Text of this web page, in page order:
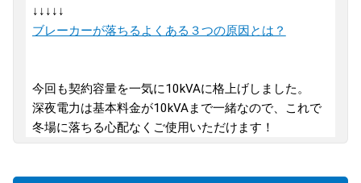
↓↓↓↓↓
ブレーカーが落ちるよくある３つの原因とは？
今回も契約容量を一気に10kVAに格上げしました。
深夜電力は基本料金が10kVAまで一緒なので、これで
冬場に落ちる心配なくご使用いただけます！